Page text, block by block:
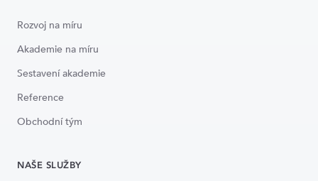
Rozvoj na míru
Akademie na míru
Sestavení akademie
Reference
Obchodní tým
NAŠE SLUŽBY